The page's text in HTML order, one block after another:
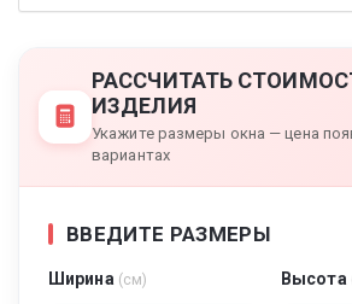
РАССЧИТАТЬ
ИЗДЕЛИЯ
Укажите размеры окна — цена
вариантах
ВВЕДИТЕ РАЗМЕРЫ
Ширина (см) Высота